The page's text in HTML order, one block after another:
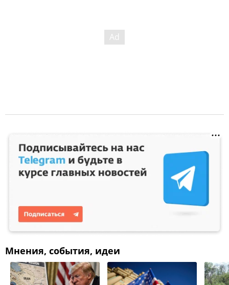
Мнения, события, идеи